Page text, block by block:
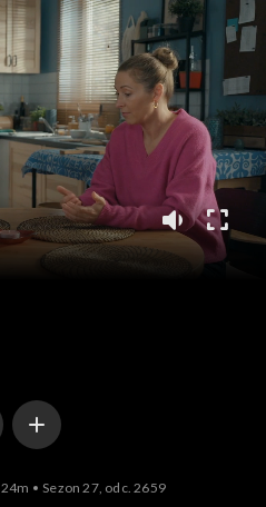
Barwy szczęścia
24m Sezon 27, odc. 2659